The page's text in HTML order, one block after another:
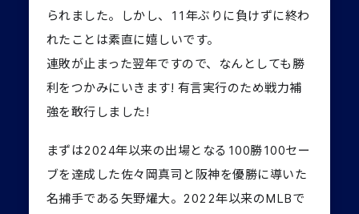
られました。しかし、11年ぶりに負けずに終わ
れたことは素直に嬉しいです。
連敗が止まった翌年ですので、なんとしても勝
利をつかみにいきます! 有言実行のため戦力補
強を敢行しました!
まずは2024年以来の出場となる100勝100セー
ブを達成した佐々岡真司と阪神を優勝に導いた
名捕手である矢野燿大。2022年以来のMLBで